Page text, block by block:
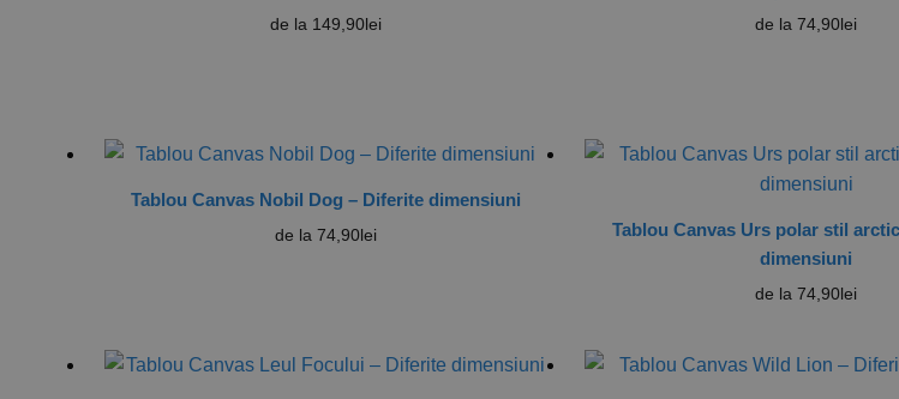
de la 149,90lei de la74,90lei
Tablou Canvas Nobil Dog – Diferite dimensiuni
de la74,90lei
Tablou Canvas Urs polar stil
dimensiuni
de la74,90lei